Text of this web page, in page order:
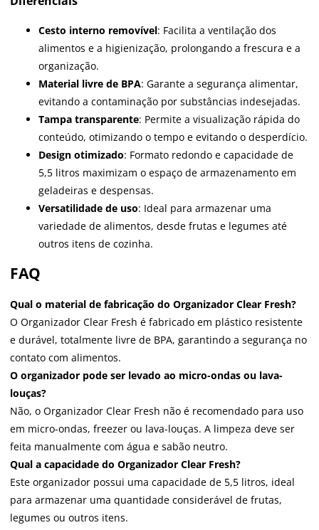
Cesto interno removível: Facilita a ventilação dos
alimentos e a higienização, prolongando a frescura e a
organização.
Material livre de BPA: Garante a segurança alimentar,
evitando a contaminação por substâncias indesejadas.
Tampa transparente: Permite a visualização rápida do
conteúdo, otimizando o tempo e evitando o desperdício.
Design otimizado: Formato redondo e capacidade de
5,5 litros maximizam o espaço de armazenamento em
geladeiras e despensas.
Versatilidade de uso: Ideal para armazenar uma
variedade de alimentos, desde frutas e legumes até
outros itens de cozinha.
FAQ
Qual o material de fabricação do Organizador Clear Fresh?
O Organizador Clear Fresh é fabricado em plástico resistente
e durável, totalmente livre de BPA, garantindo a segurança no
contato com alimentos.
O organizador pode ser levado ao micro-ondas ou lava-
louças?
Não, o Organizador Clear Fresh não é recomendado para uso
em micro-ondas, freezer ou lava-louças. A limpeza deve ser
feita manualmente com água e sabão neutro.
Qual a capacidade do Organizador Clear Fresh?
Este organizador possui uma capacidade de 5,5 litros, ideal
para armazenar uma quantidade considerável de frutas,
legumes ou outros itens.